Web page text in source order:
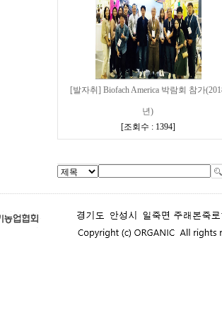
[발자취] Biofach America 박람회 참가
년)
[조회수 : 1394]